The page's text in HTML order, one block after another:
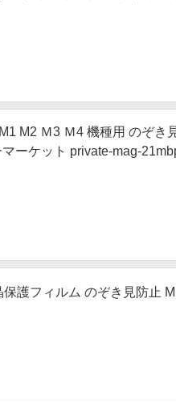
M2 Ｍ3 Ｍ4 機種用 のぞき
ーケット private-mag-
護フィルム のぞき見防止